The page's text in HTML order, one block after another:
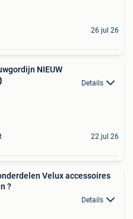
26 jul 26
NIEUW
Details
22 jul 26
Velux accessoires
?
Details